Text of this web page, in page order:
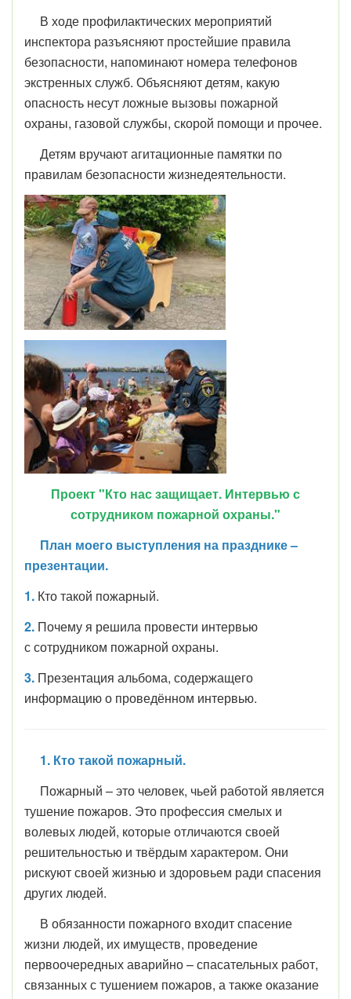
В ходе профилактических мероприятий
инспектора разъясняют простейшие правила
безопасности, напоминают номера телефонов
экстренных служб. Объясняют детям, какую
опасность несут ложные вызовы пожарной
охраны, газовой службы, скорой помощи и прочее.
Детям вручают агитационные памятки по
правилам безопасности жизнедеятельности.
Проект "Кто нас защищает. Интервью с
сотрудником пожарной охраны."
План моего выступления на празднике –
презентации.
1. Кто такой пожарный.
2. Почему я решила провести интервью
с сотрудником пожарной охраны.
3. Презентация альбома, содержащего
информацию о проведённом интервью.
1. Кто такой пожарный.
Пожарный – это человек, чьей работой является
тушение пожаров. Это профессия смелых и
волевых людей, которые отличаются своей
решительностью и твёрдым характером. Они
рискуют своей жизнью и здоровьем ради спасения
других людей.
В обязанности пожарного входит спасение
жизни людей, их имуществ, проведение
первоочередных аварийно – спасательных работ,
связанных с тушением пожаров, а также оказание